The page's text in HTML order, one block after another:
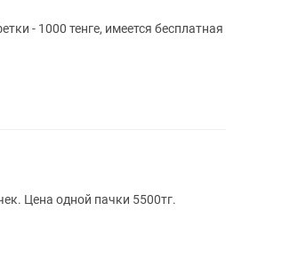
- 1000 тенге, имеется бесплатная
Цена одной пачки 5500тг.